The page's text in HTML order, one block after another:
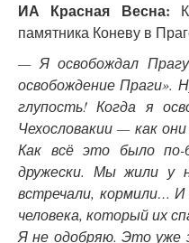
ИА Красная Весна:
памятника Коневу в
— Я освобождал
освобождение Праги».
глупость! Когда я
Чехословакии — как
Как всё это было по-
дружески. Мы жили у
встречали, кормили…
человека, который их
Я не одобряю. Это уже